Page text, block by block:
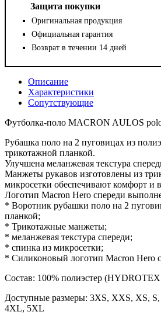
Защита покупки
Оригинальная продукция
Официальная гарантия
Возврат в течении 14 дней
Описание
Характеристики
Сопутствующие
Футболка-поло MACRON AULOS
Рубашка поло на 2 пуговицах из
трикотажной планкой.
Улучшена меланжевая текстура
Манжеты рукавов изготовлены из
микросетки обеспечивают комфорт и
Логотип Macron Hero спереди
* Воротник рубашки поло на 2
планкой;
* Трикотажные манжеты;
* меланжевая текстура спереди;
* спинка из микросетки;
* Силиконовый логотип Macron Hero
Состав: 100% полиэстер
Доступные размеры: 3XS, XXS, XS,
4XL, 5XL